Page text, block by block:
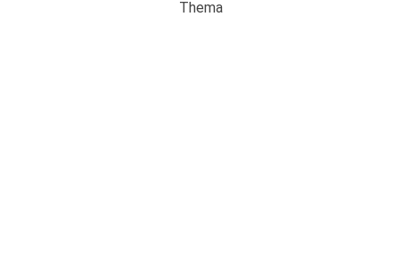
Thema